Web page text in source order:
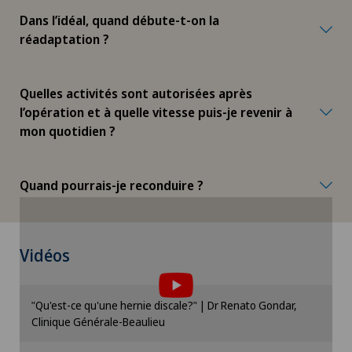
Chirurgie cervico-faciale
Chirurgie de la hanche
endocrinienne)
Chirurgie de l’épaule
Dans l’idéal, quand débute-t-on la
réadaptation ?
Quelles activités sont autorisées après
l’opération et à quelle vitesse puis-je revenir à
mon quotidien ?
Quand pourrais-je reconduire ?
Vidéos
Pour pouvoir afficher ce contenu, vous devez
accepter l’utilisation de cookies.
"Qu'est-ce qu'une hernie discale?" | Dr Renato Gondar,
Clinique Générale-Beaulieu